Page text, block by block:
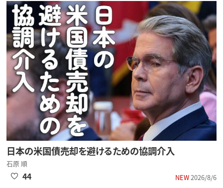
日本の米国債売却を避けるための協調介入
石原 順
NEW2026/8/6
44